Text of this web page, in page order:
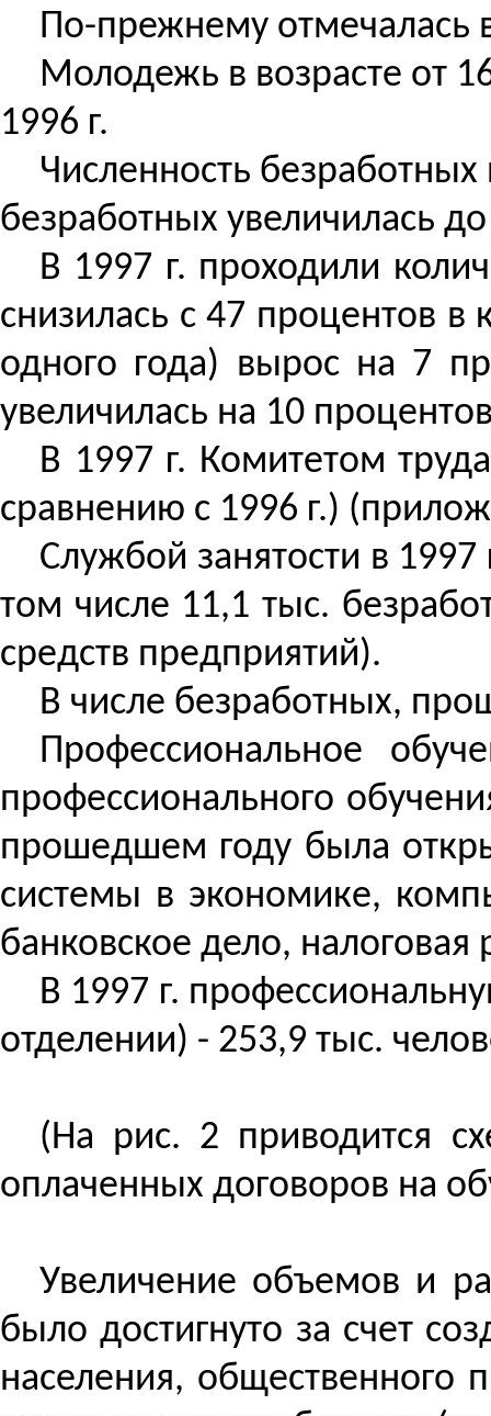
По-прежнему отмечалась
Молодежь в возрасте от
1996 г.
Численность
безработных увеличилась
В 1997 г. проходили
снизилась с 47 процентов
одного года) вырос на 7
увеличилась на 10
В 1997 г. Комитетом
сравнению с 1996 г.)
Службой занятости в
том числе 11,1 тыс.
средств предприятий).
В числе безработных,
Профессиональное
профессионального
прошедшем году была
системы в экономике,
банковское дело, налоговая
В 1997 г.
отделении) - 253,9 тыс.
(На рис. 2 приводится
оплаченных договоров на
Увеличение объемов и
было достигнуто за счет
населения, общественного